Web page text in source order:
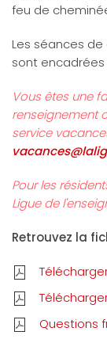
feu de
Les séances
sont encadrées
Vous êtes une
renseignement
service
Pour les
Ligue de
Retrouvez la
Questions